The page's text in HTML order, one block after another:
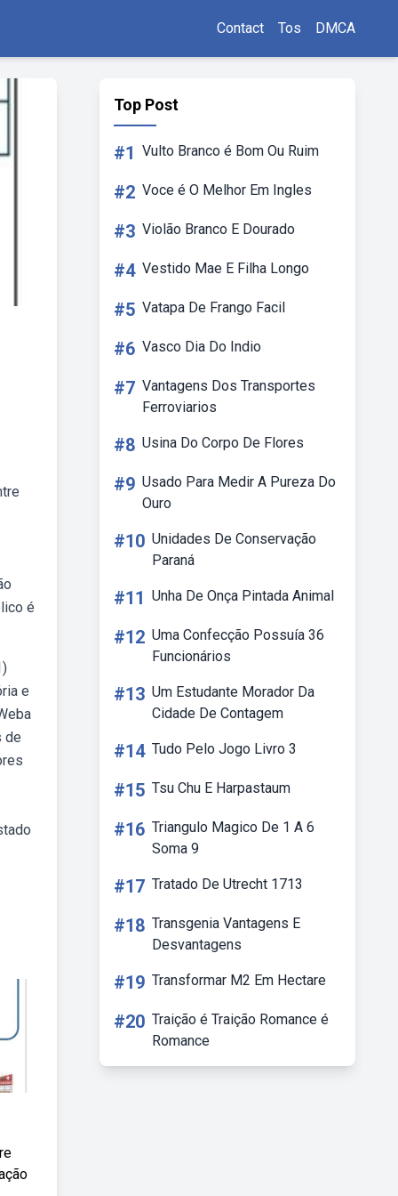
Contact Tos DMCA
é
e
de
Top Post
#1 Vulto Branco é Bom Ou Ruim
#2 Voce é O Melhor Em Ingles
#3 Violão Branco E Dourado
#4 Vestido Mae E Filha Longo
#5 Vatapa De Frango Facil
#6 Vasco Dia Do Indio
#7 Vantagens Dos Transportes
Ferroviarios
#8 Usina Do Corpo De Flores
#9 Usado Para Medir A Pureza Do
Ouro
#10 Unidades De Conservação
Paraná
#11 Unha De Onça Pintada Animal
#12 Uma Confecção Possuía 36
Funcionários
#13 Um Estudante Morador Da
Cidade De Contagem
#14 Tudo Pelo Jogo Livro 3
#15 Tsu Chu E Harpastaum
#16 Triangulo Magico De 1 A 6
Soma 9
#17 Tratado De Utrecht 1713
#18 Transgenia Vantagens E
Desvantagens
#19 Transformar M2 Em Hectare
#20 Traição é Traição Romance é
Romance